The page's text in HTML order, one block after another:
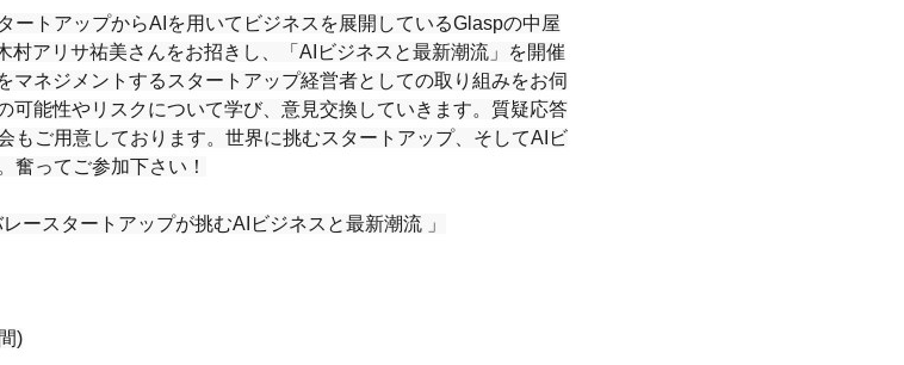
ートアップからAIを用いてビジネスを展開しているGlaspの中屋
村アリサ祐美さんをお招きし、「AIビジネスと最新潮流」を開催
マネジメントするスタートアップ経営者としての取り組みをお伺
可能性やリスクについて学び、意見交換していきます。質疑応答
もご用意しております。世界に挑むスタートアップ、そしてAIビ
奮ってご参加下さい！
ースタートアップが挑むAIビジネスと最新潮流 」
)